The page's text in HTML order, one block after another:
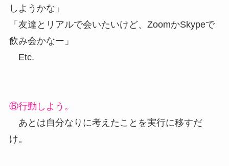
しようかな」
「友達とリアルで会いたいけど、ZoomかSkypeで
飲み会かなー」
Etc.
⑥行動しよう。
あとは自分なりに考えたことを実行に移すだ
け。